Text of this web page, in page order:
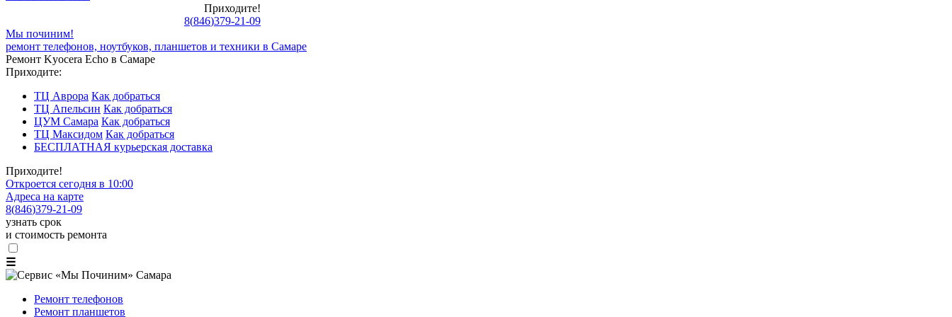
Приходите!
8(846)379-21-09
Мы починим!
ремонт телефонов, ноутбуков, планшетов и техники в Самаре
Ремонт Kyocera Echo в Самаре
Приходите:
ТЦ Аврора Как добраться
ТЦ Апельсин Как добраться
ЦУМ Самара Как добраться
ТЦ Максидом Как добраться
БЕСПЛАТНАЯ курьерская доставка
Приходите!
Откроется сегодня в 10:00
Адреса на карте
8(846)379-21-09
узнать срок
и стоимость ремонта
☰
Ремонт телефонов
Ремонт планшетов